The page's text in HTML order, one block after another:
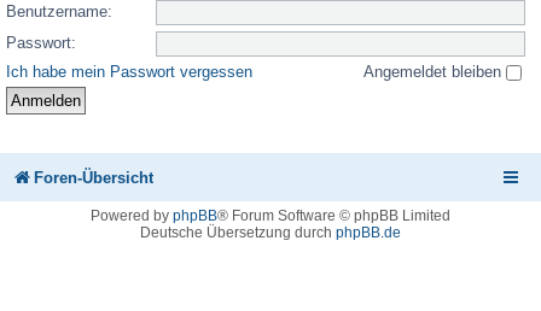
Benutzername:
Passwort:
Ich habe mein Passwort vergessen
Angemeldet bleiben
Foren-Übersicht
Powered by phpBB® Forum Software © phpBB Limited
Deutsche Übersetzung durch phpBB.de